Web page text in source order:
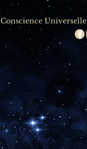
Conscience Universelle